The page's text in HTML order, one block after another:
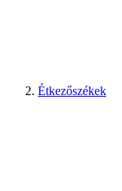
Étkezőszékek